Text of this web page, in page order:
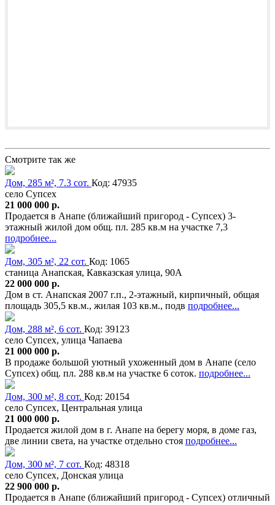
Смотрите так же
Дом, 285 м², 7.3 сот. Код: 47935
село Супсех
21 000 000 р.
Продается в Анапе (ближайший пригород - Супсех) 3-
этажный жилой дом общ. пл. 285 кв.м на участке 7,3
подробнее...
Дом, 305 м², 22 сот. Код: 1065
станица Анапская, Кавказская улица, 90А
22 000 000 р.
Дом в ст. Анапская 2007 г.п., 2-этажный, кирпичный, общая
площадь 305,5 кв.м., жилая 103 кв.м., подв подробнее...
Дом, 288 м², 6 сот. Код: 39123
село Супсех, улица Чапаева
21 000 000 р.
В продаже большой уютный ухоженный дом в Анапе (село
Супсех) общ. пл. 288 кв.м на участке 6 соток. подробнее...
Дом, 300 м², 8 сот. Код: 20154
село Супсех, Центральная улица
21 000 000 р.
Продается жилой дом в г. Анапе на берегу моря, в доме газ,
две линии света, на участке отдельно стоя подробнее...
Дом, 300 м², 7 сот. Код: 48318
село Супсех, Донская улица
22 900 000 р.
Продается в Анапе (ближайший пригород - Супсех) отличный